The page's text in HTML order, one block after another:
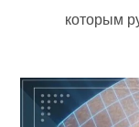
которым